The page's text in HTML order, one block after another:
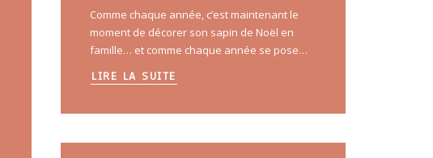
Comme chaque année, c’est maintenant le
moment de décorer son sapin de Noël en
famille… et comme chaque année se pose…
LIRE LA SUITE